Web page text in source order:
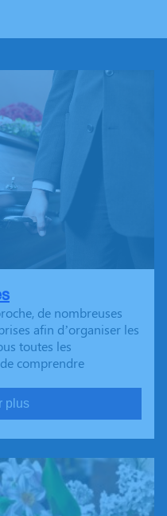
de nombreuses
afin d’organiser les
toutes les
comprendre
plus